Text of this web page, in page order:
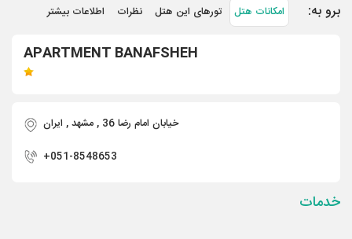
برو به: امکانات هتل تورهای این هتل نظرات اطلاعات بیشتر
APARTMENT BANAFSHEH
خیابان امام رضا 36 , مشهد , ايران
+051-8548653
خدمات